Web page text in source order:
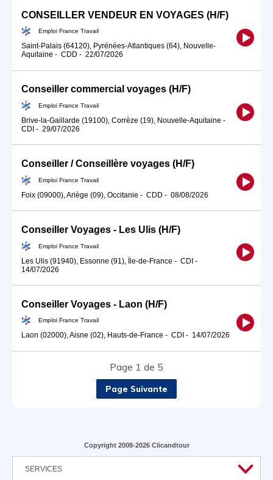
CONSEILLER VENDEUR EN VOYAGES (H/F)
Emploi France Travail
Saint-Palais (64120), Pyrénées-Atlantiques (64), Nouvelle-
Aquitaine - CDD - 22/07/2026
Conseiller commercial voyages (H/F)
Emploi France Travail
Brive-la-Gaillarde (19100), Corrèze (19), Nouvelle-Aquitaine -
CDI - 29/07/2026
Conseiller / Conseillère voyages (H/F)
Emploi France Travail
Foix (09000), Ariège (09), Occitanie - CDD - 08/08/2026
Conseiller Voyages - Les Ulis (H/F)
Emploi France Travail
Les Ulis (91940), Essonne (91), Île-de-France - CDI -
14/07/2026
Conseiller Voyages - Laon (H/F)
Emploi France Travail
Laon (02000), Aisne (02), Hauts-de-France - CDI - 14/07/2026
Page 1 de 5
Page Suivante
Copyright 2008-2026 Clicandtour
SERVICES